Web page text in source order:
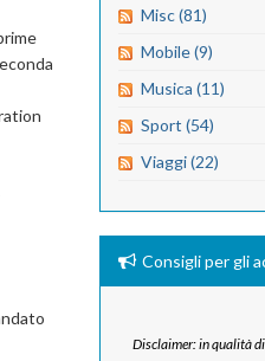
Misc (81)
Mobile (9)
Musica (11)
Sport (54)
Viaggi (22)
Consigli per gli
Disclaimer: in qualità